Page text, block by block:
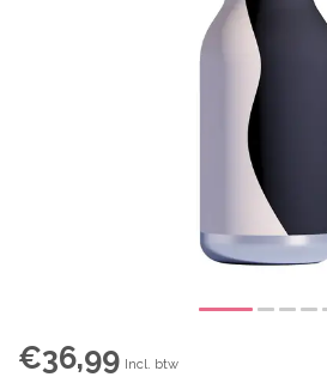
€36,99 Incl. btw